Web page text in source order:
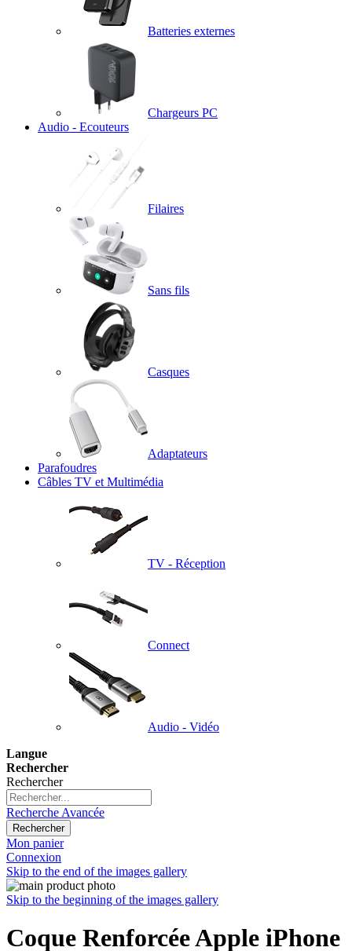
Batteries externes
Chargeurs PC
Audio - Ecouteurs
Filaires
Sans fils
Casques
Adaptateurs
Parafoudres
Câbles TV et Multimédia
TV - Réception
Connect
Audio - Vidéo
Langue
Rechercher
Rechercher
Recherche Avancée
Rechercher
Mon panier
Connexion
Skip to the end of the images gallery
Skip to the beginning of the images gallery
Coque Renforcée Apple iPhone